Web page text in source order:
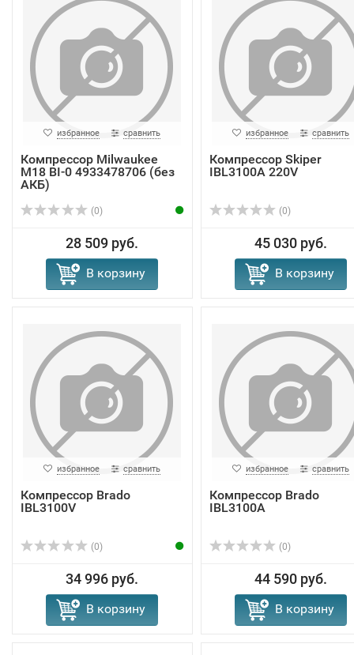
избранное сравнить
Компрессор Milwaukee
M18 BI-0 4933478706 (без
АКБ)
(0)
28 509 руб.
В корзину
избранное сравнить
Компрессор Skiper
IBL3100A 220V
(0)
45 030 руб.
В корзину
избранное сравнить
Компрессор Brado
IBL3100V
(0)
34 996 руб.
В корзину
избранное сравнить
Компрессор Brado
IBL3100A
(0)
44 590 руб.
В корзину